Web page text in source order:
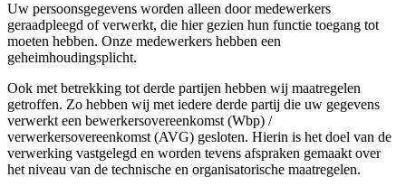
Uw persoonsgegevens worden alleen door medewerkers
geraadpleegd of verwerkt, die hier gezien hun functie toegang tot
moeten hebben. Onze medewerkers hebben een
geheimhoudingsplicht.
Ook met betrekking tot derde partijen hebben wij maatregelen
getroffen. Zo hebben wij met iedere derde partij die uw gegevens
verwerkt een bewerkersovereenkomst (Wbp) /
verwerkersovereenkomst (AVG) gesloten. Hierin is het doel van de
verwerking vastgelegd en worden tevens afspraken gemaakt over
het niveau van de technische en organisatorische maatregelen.